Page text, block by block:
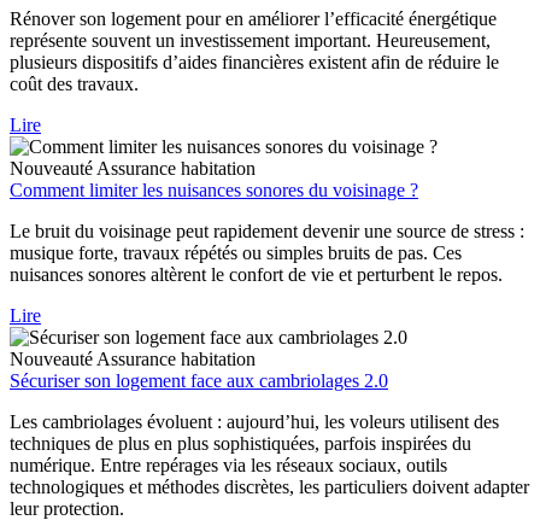
Rénover son logement pour en améliorer l’efficacité énergétique
représente souvent un investissement important. Heureusement,
plusieurs dispositifs d’aides financières existent afin de réduire le
coût des travaux.
Lire
Nouveauté Assurance habitation
Comment limiter les nuisances sonores du voisinage ?
Le bruit du voisinage peut rapidement devenir une source de stress :
musique forte, travaux répétés ou simples bruits de pas. Ces
nuisances sonores altèrent le confort de vie et perturbent le repos.
Lire
Nouveauté Assurance habitation
Sécuriser son logement face aux cambriolages 2.0
Les cambriolages évoluent : aujourd’hui, les voleurs utilisent des
techniques de plus en plus sophistiquées, parfois inspirées du
numérique. Entre repérages via les réseaux sociaux, outils
technologiques et méthodes discrètes, les particuliers doivent adapter
leur protection.